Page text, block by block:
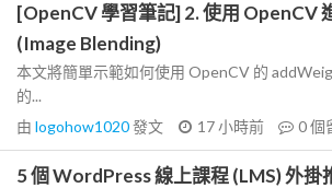
[OpenCV 學習筆記] 2. 使用 OpenCV
(Image Blending)
本文將簡單示範如何使用 OpenCV 的
的...
由 logohow1020發文 17 小時前 0個
5 個 WordPress 線上課程 (LMS) 外掛